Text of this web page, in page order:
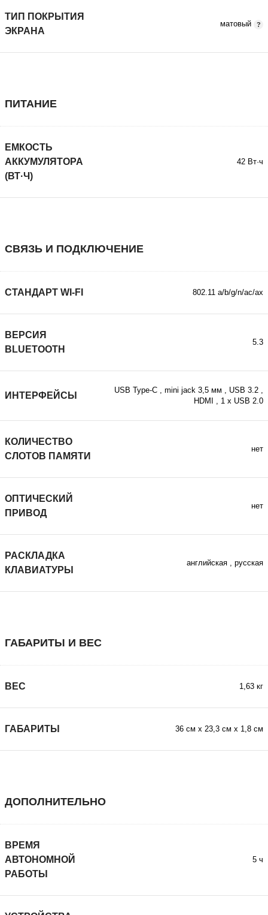
ТИП ПОКРЫТИЯ
ЭКРАНА
матовый
ПИТАНИЕ
ЕМКОСТЬ
АККУМУЛЯТОРА
(ВТ·Ч)
42 Вт·ч
СВЯЗЬ И ПОДКЛЮЧЕНИЕ
СТАНДАРТ WI-FI 802.11 a/b/g/n/ac/ax
ВЕРСИЯ
BLUETOOTH
5.3
ИНТЕРФЕЙСЫ USB Type-C , mini jack 3,5 мм , USB 3.2 ,
HDMI
, 1 х USB 2.0
КОЛИЧЕСТВО
СЛОТОВ ПАМЯТИ
нет
ОПТИЧЕСКИЙ
ПРИВОД
нет
РАСКЛАДКА
КЛАВИАТУРЫ
английская , русская
ГАБАРИТЫ И ВЕС
ВЕС 1,63 кг
ГАБАРИТЫ 36 см х 23,3 см х 1,8 см
ДОПОЛНИТЕЛЬНО
ВРЕМЯ
АВТОНОМНОЙ
РАБОТЫ
5 ч